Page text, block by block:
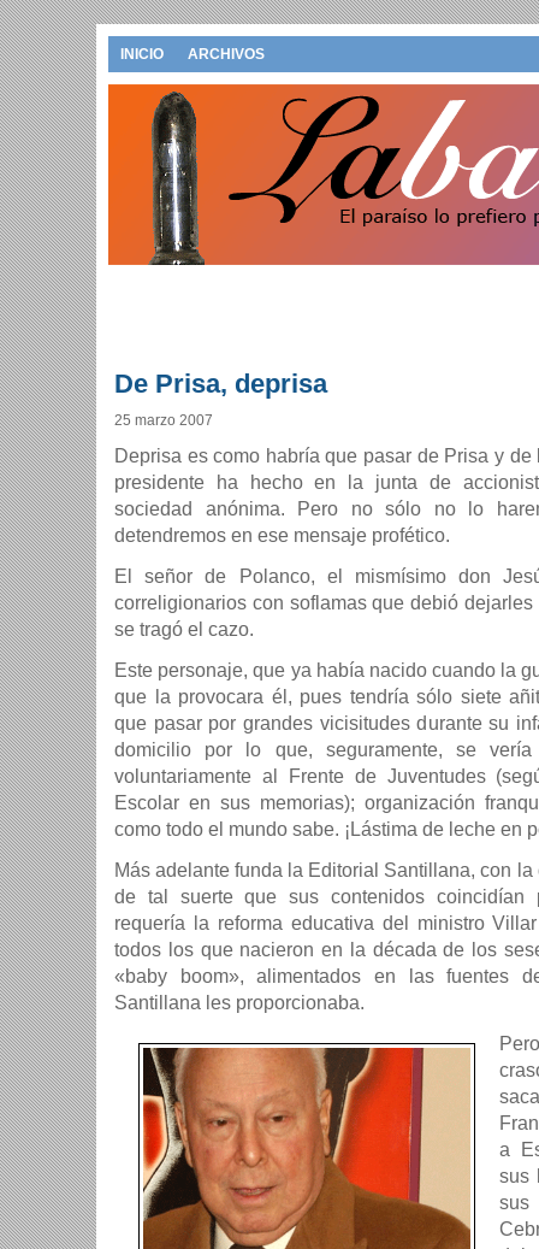
INICIO ARCHIVOS
De Prisa, deprisa
25 marzo 2007
Deprisa es como habrí­a que pasar de Prisa y
presidente ha hecho en la junta de
sociedad anónima. Pero no sólo no lo
detendremos en ese mensaje profético.
El señor de Polanco, el mismí­simo don
correligionarios con soflamas que debió
se tragó el cazo.
Este personaje, que ya habí­a nacido cuando la
que la provocara él, pues tendrí­a sólo siete
que pasar por grandes vicisitudes durante su
domicilio por lo que, seguramente, se
voluntariamente al Frente de Juventudes
Escolar en sus memorias); organización
como todo el mundo sabe. ¡Lástima de leche en
Más adelante funda la Editorial Santillana, con
de tal suerte que sus contenidos coincidí­an
requerí­a la reforma educativa del ministro
todos los que nacieron en la década de los
«baby boom», alimentados en las fuentes
Santillana les proporcionaba.
a
sus